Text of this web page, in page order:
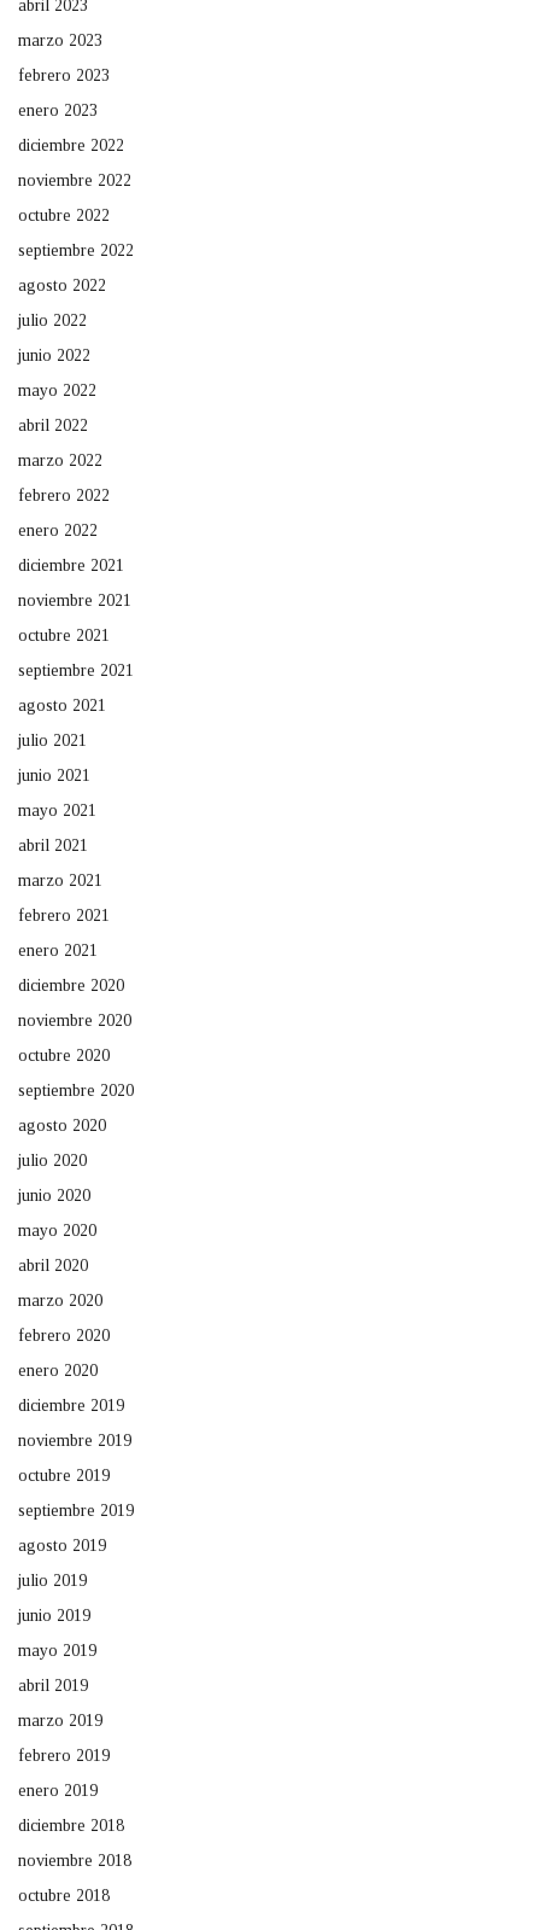
abril 2023
marzo 2023
febrero 2023
enero 2023
diciembre 2022
noviembre 2022
octubre 2022
septiembre 2022
agosto 2022
julio 2022
junio 2022
mayo 2022
abril 2022
marzo 2022
febrero 2022
enero 2022
diciembre 2021
noviembre 2021
octubre 2021
septiembre 2021
agosto 2021
julio 2021
junio 2021
mayo 2021
abril 2021
marzo 2021
febrero 2021
enero 2021
diciembre 2020
noviembre 2020
octubre 2020
septiembre 2020
agosto 2020
julio 2020
junio 2020
mayo 2020
abril 2020
marzo 2020
febrero 2020
enero 2020
diciembre 2019
noviembre 2019
octubre 2019
septiembre 2019
agosto 2019
julio 2019
junio 2019
mayo 2019
abril 2019
marzo 2019
febrero 2019
enero 2019
diciembre 2018
noviembre 2018
octubre 2018